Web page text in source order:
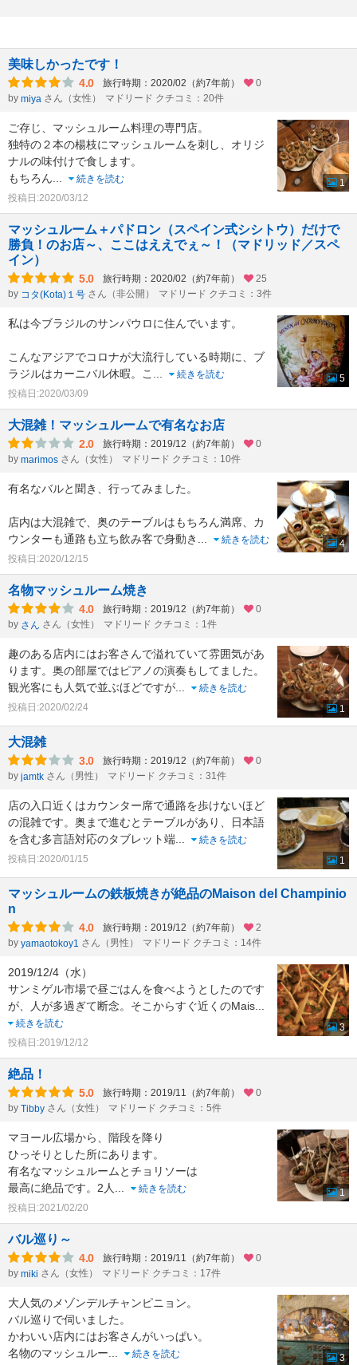
美味しかったです！
4.0 旅行時期：2020/02（約7年前）
0
by miya さん（女性） マドリード クチコミ：20件
ご存じ、マッシュルーム料理の専門店。
独特の２本の楊枝にマッシュルームを刺し、オリジ
ナルの味付けで食します。
もちろん
続きを読む
投稿日:2020/03/12
1
マッシュルーム＋パドロン（スペイン式シシトウ）だけで
勝負！のお店～、ここはええでぇ～！（マドリッド／スペ
イン）
5.0 旅行時期：2020/02（約7年前）
25
by コタ(Kota)１号 さん（非公開） マドリード クチコミ：3件
私は今ブラジルのサンパウロに住んでいます。
こんなアジアでコロナが大流行している時期に、ブ
ラジルはカーニバル休暇。こ
続きを読む
投稿日:2020/03/09
5
大混雑！マッシュルームで有名なお店
2.0 旅行時期：2019/12（約7年前）
0
by marimos さん（女性） マドリード クチコミ：10件
有名なバルと聞き、行ってみました。
店内は大混雑で、奥のテーブルはもちろん満席、カ
ウンターも通路も立ち飲み客で身動き
続きを読む
投稿日:2020/12/15
4
名物マッシュルーム焼き
4.0 旅行時期：2019/12（約7年前）
0
by さん さん（女性） マドリード クチコミ：1件
趣のある店内にはお客さんで溢れていて雰囲気があ
ります。奥の部屋ではピアノの演奏もしてました。
観光客にも人気で並ぶほどですが
続きを読む
投稿日:2020/02/24
1
大混雑
3.0 旅行時期：2019/12（約7年前）
0
by jamtk さん（男性） マドリード クチコミ：31件
店の入口近くはカウンター席で通路を歩けないほど
の混雑です。奥まで進むとテーブルがあり、日本語
を含む多言語対応のタブレット端
続きを読む
投稿日:2020/01/15
1
マッシュルームの鉄板焼きが絶品のMaison del Champinio
n
4.0 旅行時期：2019/12（約7年前）
2
by yamaotokoy1 さん（男性） マドリード クチコミ：14件
2019/12/4（水）
サンミゲル市場で昼ごはんを食べようとしたのです
が、人が多過ぎて断念。そこからすぐ近くのMais
続きを読む
投稿日:2019/12/12
3
絶品！
5.0 旅行時期：2019/11（約7年前）
0
by Tibby さん（女性） マドリード クチコミ：5件
マヨール広場から、階段を降り
ひっそりとした所にあります。
有名なマッシュルームとチョリソーは
最高に絶品です。2人
続きを読む
投稿日:2021/02/20
1
バル巡り～
4.0 旅行時期：2019/11（約7年前）
0
by miki さん（女性） マドリード クチコミ：17件
大人気のメゾンデルチャンピニョン。
バル巡りで伺いました。
かわいい店内にはお客さんがいっぱい。
名物のマッシュルー
続きを読む
3